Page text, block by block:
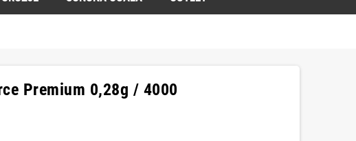
Premium 0,28g / 4000